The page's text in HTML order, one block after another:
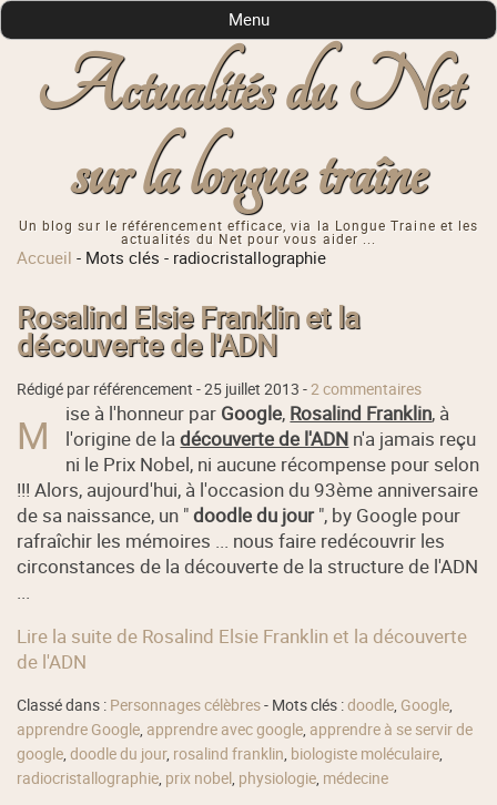
Actualités du Net
sur la longue traîne
Un blog sur le référencement efficace, via la Longue Traine et les
actualités du Net pour vous aider ...
Menu
Accueil - Mots clés - radiocristallographie
Rosalind Elsie Franklin et la
découverte de l'ADN
Rédigé par référencement -25 juillet 2013 -2 commentaires
M ise à l'honneur par Google, Rosalind Franklin, à
l'origine de ladécouverte de l'ADN n'a jamais reçu
ni le Prix Nobel, ni aucune récompense pour selon
!!! Alors, aujourd'hui, à l'occasion du 93ème anniversaire
de sa naissance, un "doodle du jour", by Google pour
rafraîchir les mémoires ... nous faire redécouvrir les
circonstances de la découverte de la structure de l'ADN
...
Lire la suite de Rosalind Elsie Franklin et la découverte
de l'ADN
Classé dans : Personnages célèbres- Mots clés :doodle, Google,
apprendre Google, apprendre avec google, apprendre à se servir de
google,doodle du jour, rosalind franklin, biologiste moléculaire,
radiocristallographie, prix nobel , physiologie, médecine